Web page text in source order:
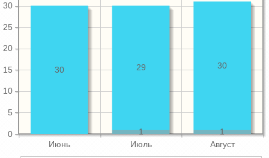
Июнь Июль Август
0
5
10
15
20
25
30
1
1
30
29
30